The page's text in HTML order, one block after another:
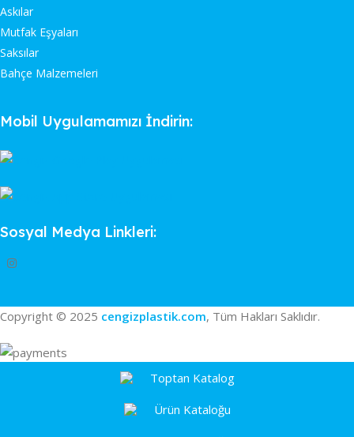
Askılar
Mutfak Eşyaları
Saksılar
Bahçe Malzemeleri
Mobil Uygulamamızı İndirin:
Sosyal Medya Linkleri:
Copyright © 2025 cengizplastik.com, Tüm Hakları Saklıdır.
Toptan Katalog
Ürün Kataloğu